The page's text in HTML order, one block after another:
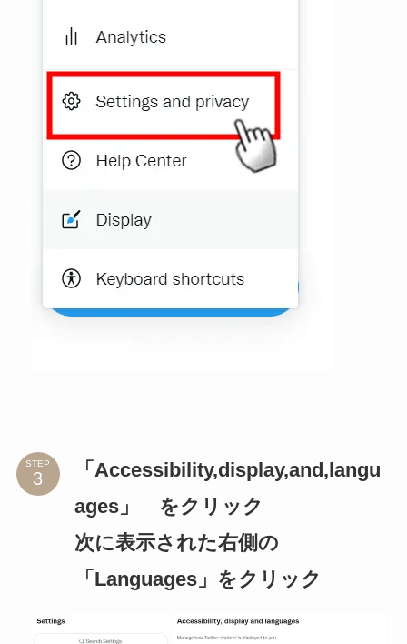
STEP
「Accessibility,display,and,langu
ages」 をクリック
次に表示された右側の
「Languages」をクリック